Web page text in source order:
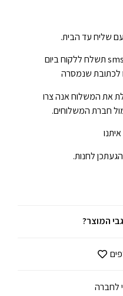
שליח עד הבית.
הגעה תוך 3-7 ימי עסקים . הודעת sms תשלח ללקוח ביום
לכתובת שנמסרה
את המשלוח אנה צרו
חברת המשלוחים.
המוצר?
לחברה